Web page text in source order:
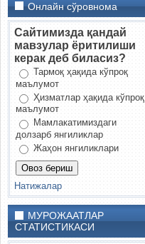
Онлайн сўровнома
Сайтимизда қандай
мавзулар ёритилиши
керак деб биласиз?
Тармоқ ҳақида кўпроқ
маълумот
Ҳизматлар ҳақида кўпроқ
маълумот
Мамлакатимиздаги
долзарб янгиликлар
Жаҳон янгиликлари
Натижалар
МУРОЖААТЛАР
СТАТИСТИКАСИ